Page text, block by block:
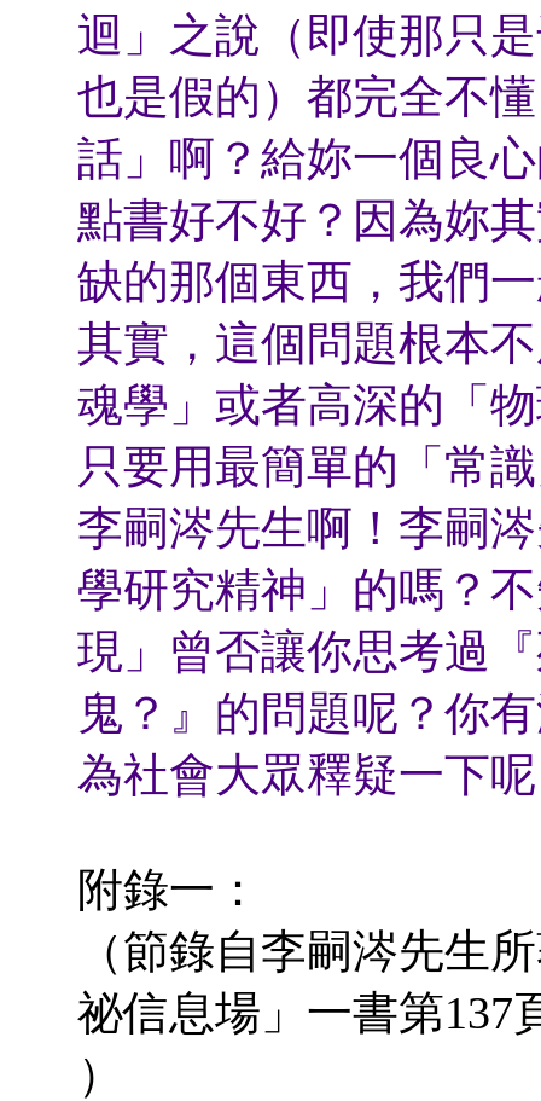
迴」之說（即使那只
也是假的）都完全不
話」啊？給妳一個良
點書好不好？因為妳
缺的那個東西，我們
其實，這個問題根本
魂學」或者高深的「
只要用最簡單的「常
李嗣涔先生啊！李嗣
學研究精神」的嗎？
現」曾否讓你思考過
鬼？』的問題呢？你
為社會大眾釋疑一下
附錄一：
（節錄自李嗣涔先生
祕信息場」一書第137
）